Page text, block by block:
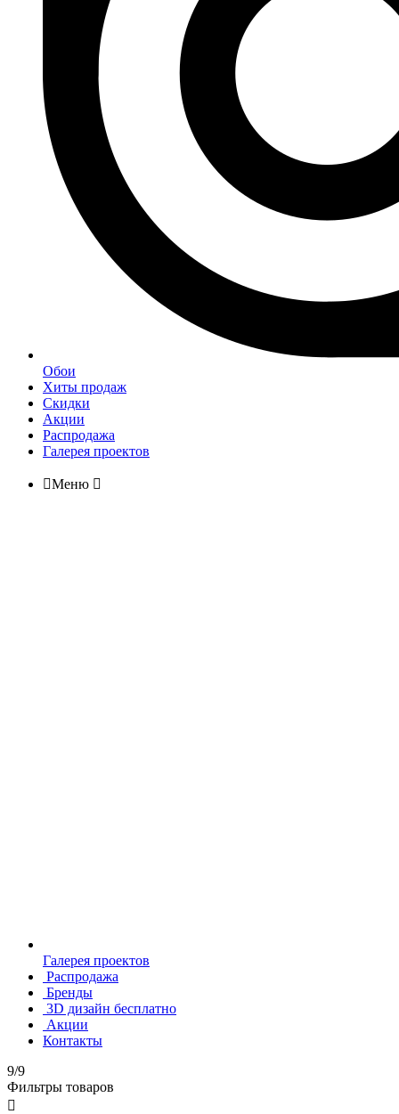
Обои
Хиты продаж
Скидки
Акции
Распродажа
Галерея проектов
Меню 
Галерея проектов
Распродажа
Бренды
3D дизайн бесплатно
Акции
Контакты
9/9
Фильтры товаров
